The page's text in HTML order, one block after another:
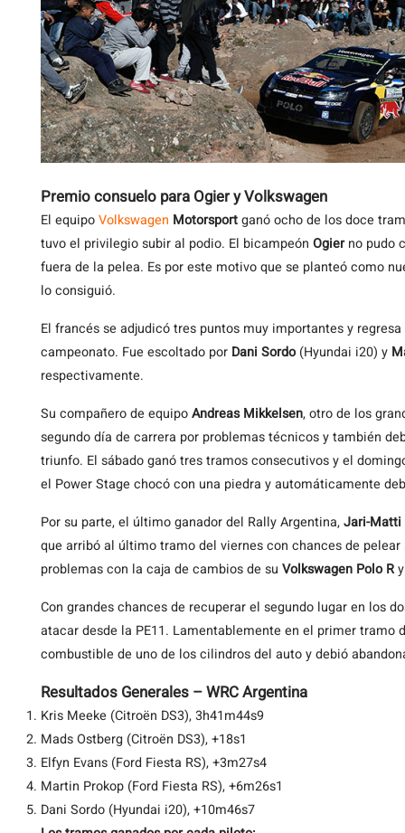
Premio consuelo para Ogier y Volkswagen
El equipoVolkswagen Motorsportganó ocho de los doce
tuvo el privilegio subir al podio. El bicampeón Ogierno pudo
fuera de la pelea. Es por este motivo que se planteó como
lo consiguió.
El francés se adjudicó tres puntos muy importantes y
campeonato. Fue escoltado por Dani Sordo(Hyundai i20) y
respectivamente.
Su compañero de equipoAndreas Mikkelsen, otro de los
segundo día de carrera por problemas técnicos y también
triunfo. El sábado ganó tres tramos consecutivos y el
el Power Stage chocó con una piedra y automáticamente
Por su parte, el último ganador del Rally Argentina,Jari-Matti
que arribó al último tramo del viernes con chances de
problemas con la caja de cambios de su Volkswagen Polo Ry
Con grandes chances de recuperar el segundo lugar en los
atacar desde la PE11. Lamentablemente en el primer tramo
combustible de uno de los cilindros del auto y debió
Resultados Generales – WRC Argentina
Kris Meeke (Citroën DS3), 3h41m44s9
Mads Ostberg (Citroën DS3), +18s1
Elfyn Evans (Ford Fiesta RS), +3m27s4
Martin Prokop (Ford Fiesta RS), +6m26s1
Dani Sordo (Hyundai i20), +10m46s7